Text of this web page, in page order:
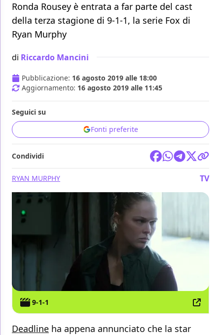
Ronda Rousey è entrata a far parte del cast
della terza stagione di 9-1-1, la serie Fox di
Ryan Murphy
di Riccardo Mancini
Pubblicazione: 16 agosto 2019 alle 18:00
Aggiornamento: 16 agosto 2019 alle 11:45
Seguici su
Fonti preferite
Condividi
RYAN MURPHY TV
9-1-1
Deadline ha appena annunciato che la star